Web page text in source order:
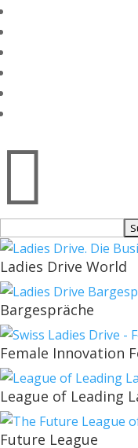

nach:
Ladies Drive World
Bargespräche
Female Innovation
League of Leading
Future League